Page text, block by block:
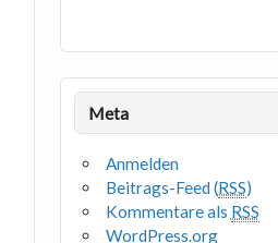
Meta
Anmelden
Beitrags-Feed (RSS)
Kommentare als RSS
WordPress.org